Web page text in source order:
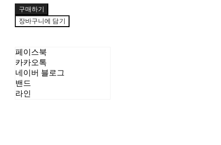
구매하기
장바구니에 담기
페이스북
카카오톡
네이버 블로그
밴드
라인